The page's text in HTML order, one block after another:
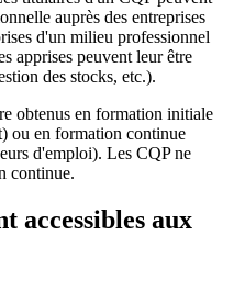
auprès des entreprises
d'un milieu professionnel
apprises peuvent leur être
des stocks, etc.).
obtenus en formation initiale
ou en formation continue
d'emploi). Les CQP ne
continue.
accessibles aux